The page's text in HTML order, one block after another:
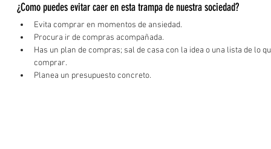
¿Como puedes evitar caer en esta trampa de nuestra sociedad?
Evita comprar en momentos de ansiedad.
Procura ir de compras acompañada.
Has un plan de compras; sal de casa con la idea o una lista de lo
comprar.
Planea un presupuesto concreto.